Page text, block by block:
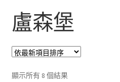
香檳/氣泡酒
威士忌
烈酒/利口酒/調酒
盧森堡
顯示所有 8 個結果